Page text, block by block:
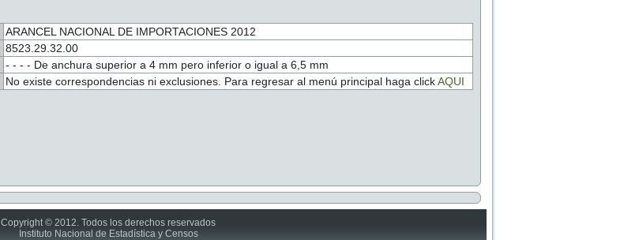
ARANCEL NACIONAL DE IMPORTACIONES 2012
8523.29.32.00
- - - - De anchura superior a 4 mm pero inferior o igual a 6,5 mm
No existe correspondencias ni exclusiones. Para regresar al menú principal haga clickAQUI
Copyright © 2012. Todos los derechos reservados
Instituto Nacional de Estadística y Censos